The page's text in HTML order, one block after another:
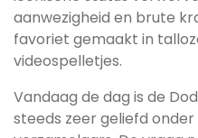
aanwezigheid en brute
favoriet gemaakt in
videospelletjes.
Vandaag de dag is de
steeds zeer geliefd